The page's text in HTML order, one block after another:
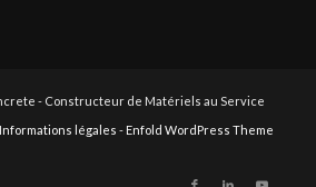
- Constructeur de Matériels au Service
Informations légales - Enfold WordPress Theme